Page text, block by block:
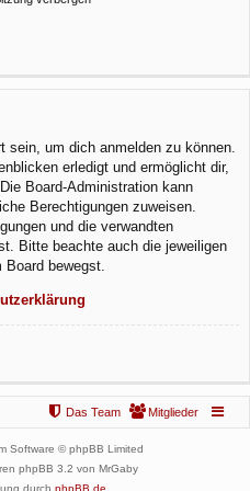
um dich anmelden zu können.
erledigt und ermöglicht dir,
Board-Administration kann
Berechtigungen zuweisen.
und die verwandten
Bitte beachte auch die jeweiligen
bewegst.
Mitglieder
Das Team
Software © phpBB Limited
phpBB 3.2 von MrGaby
durch phpBB.de